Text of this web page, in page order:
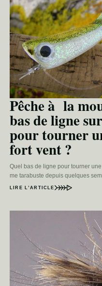
Pêche à la
bas de ligne
pour tourner
fort vent ?
Quel bas de ligne pour tourner
me tarabuste depuis quelques
LIRE L’ARTICLE